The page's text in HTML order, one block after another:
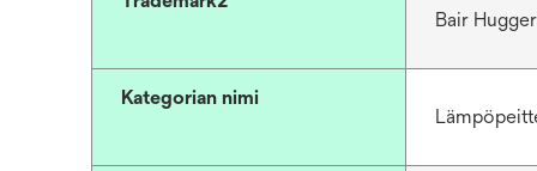
Bair
Kategorian nimi